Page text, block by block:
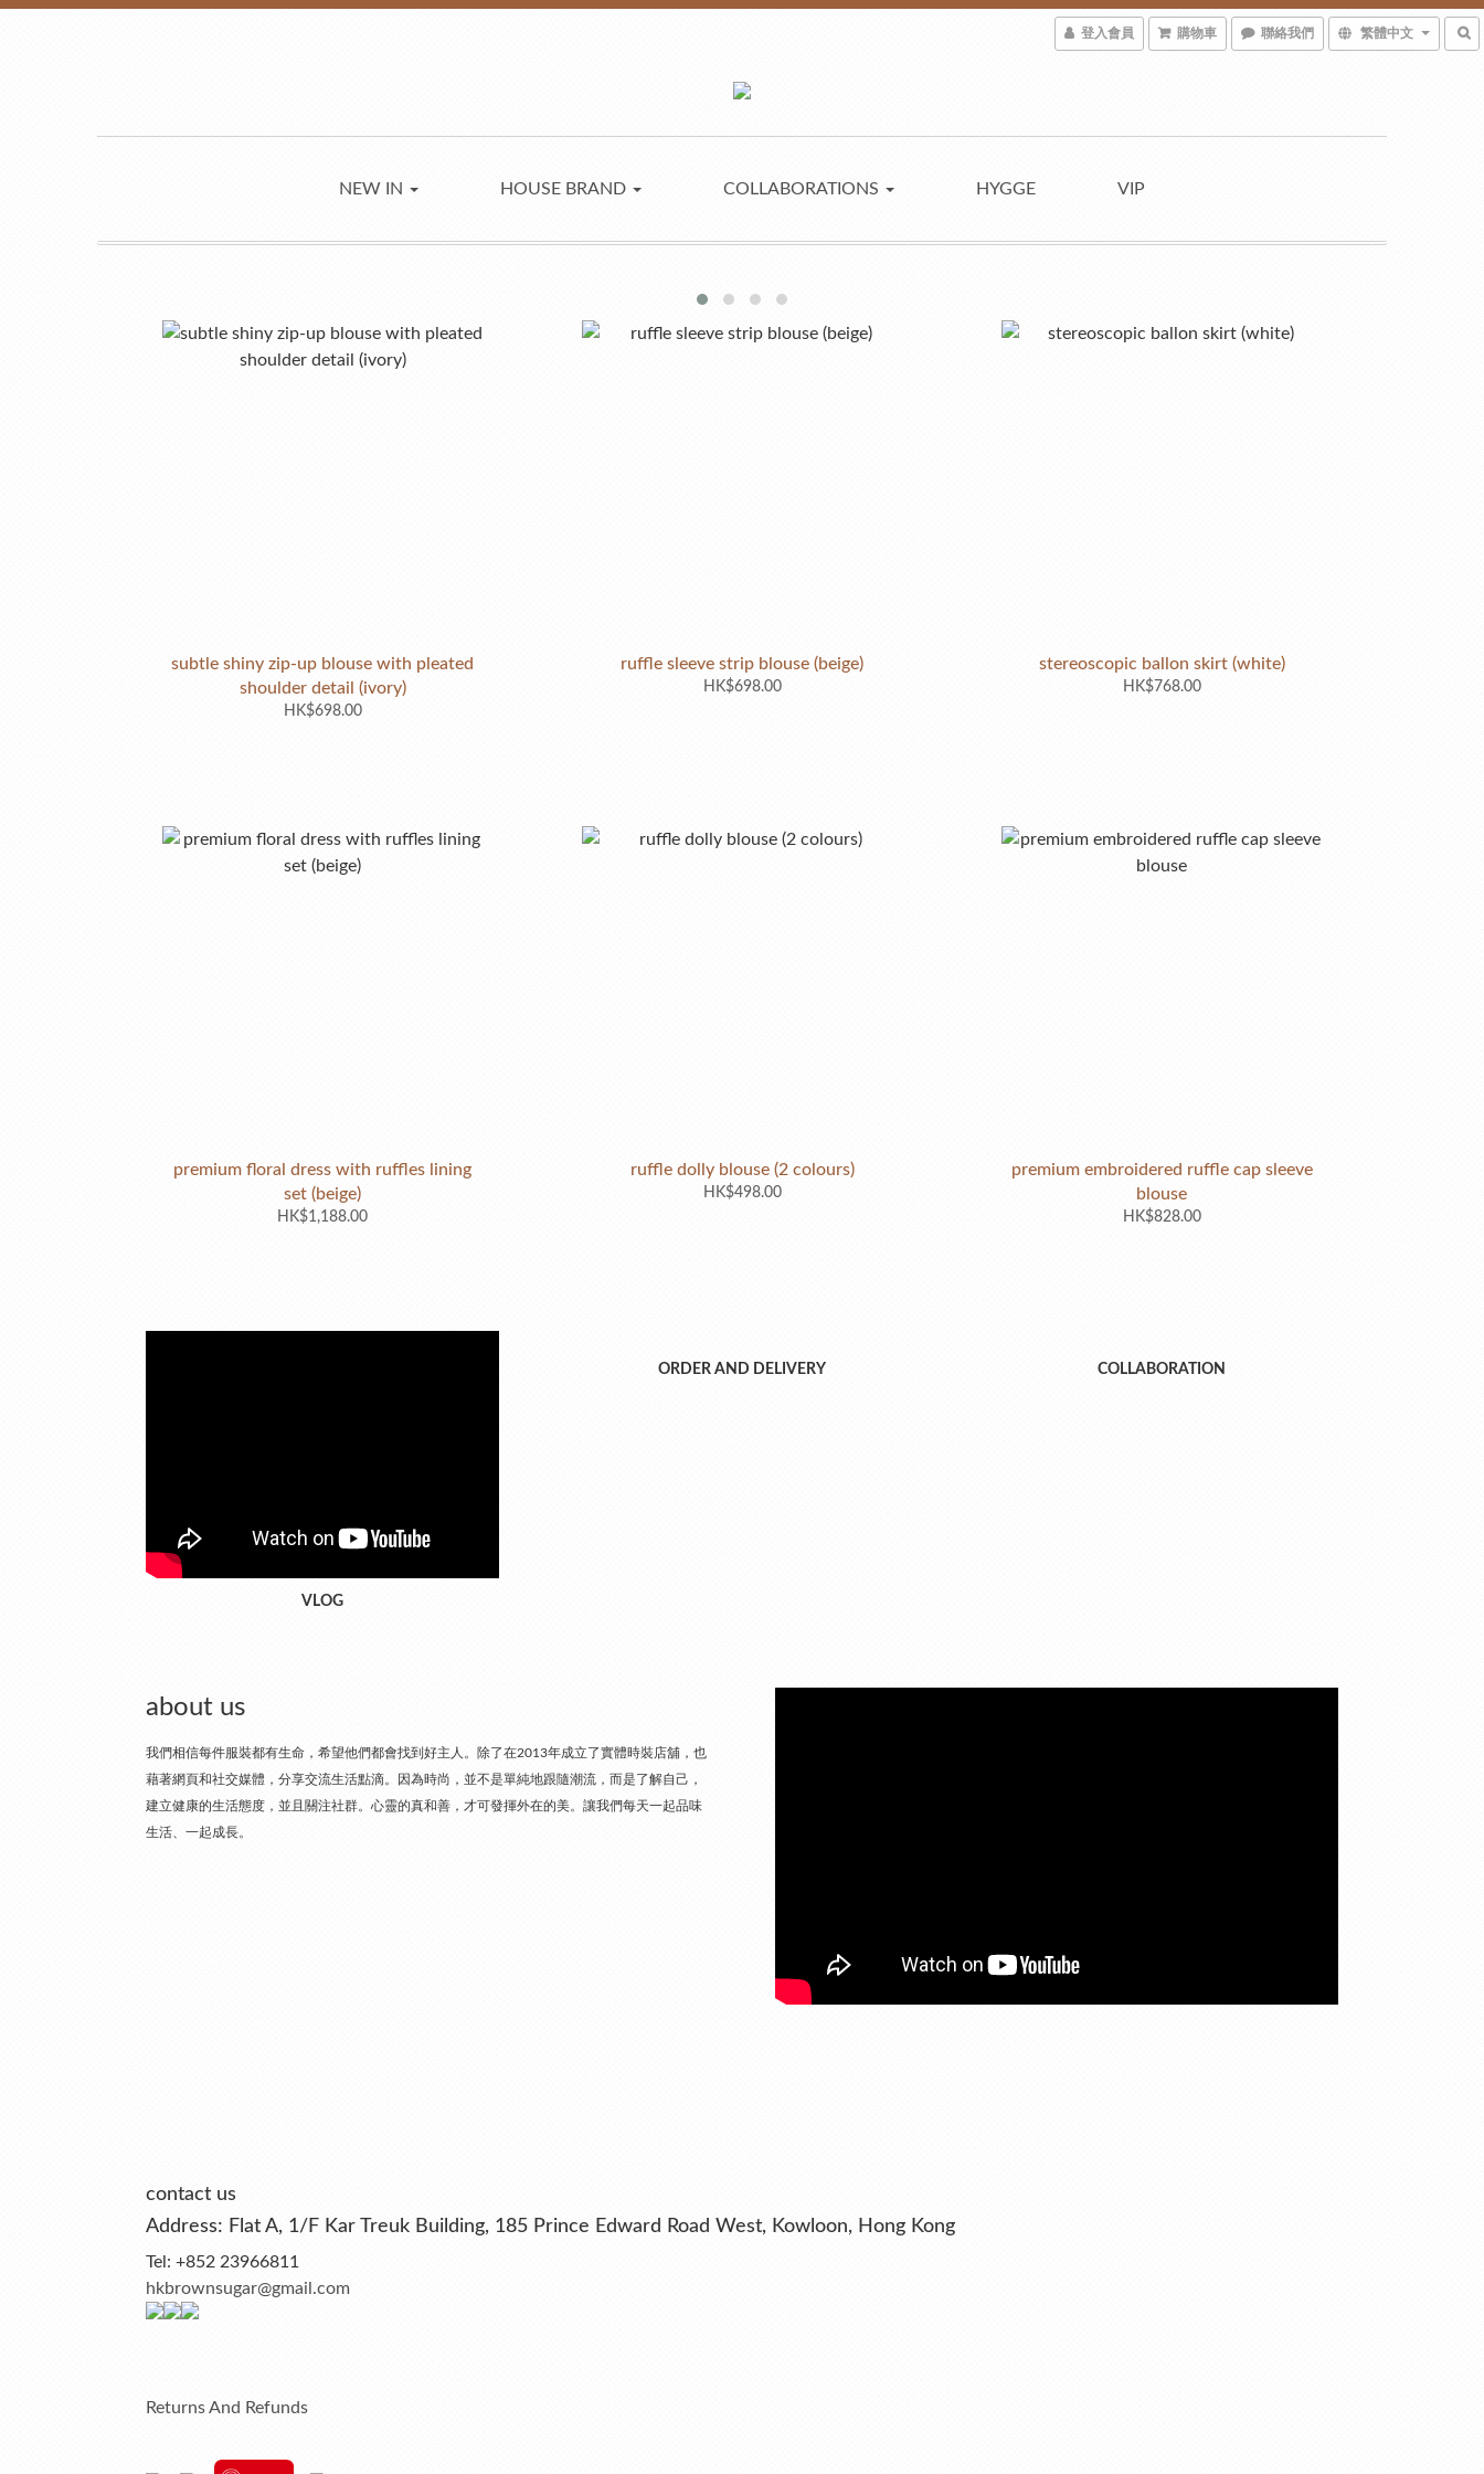
登入會員 購物車 聯絡我們 繁體中文
NEW IN HOUSE BRAND COLLABORATIONS HYGGE VIP
subtle shiny zip-up blouse with pleated
shoulder detail (ivory)
HK$698.00
ruffle sleeve strip blouse (beige)
HK$698.00
stereoscopic ballon skirt (white)
HK$768.00
premium floral dress with ruffles lining
set (beige)
HK$1,188.00
ruffle dolly blouse (2 colours)
HK$498.00
premium embroidered ruffle cap sleeve
blouse
HK$828.00
VLOG
ORDER AND DELIVERY COLLABORATION
about us
我們相信每件服裝都有生命，希望他們都會找到好主人。除了在2013年成立了實體時裝店舖，也
藉著網頁和社交媒體，分享交流生活點滴。因為時尚，並不是單純地跟隨潮流，而是了解自己，
建立健康的生活態度，並且關注社群。心靈的真和善，才可發揮外在的美。讓我們每天一起品味
生活、一起成長。
contact us
Address: Flat A, 1/F Kar Treuk Building, 185 Prince Edward Road West, Kowloon, Hong Kong
Tel: +852 23966811
hkbrownsugar@gmail.com
Returns And Refunds